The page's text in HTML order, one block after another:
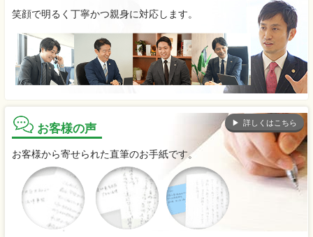
笑顔で明るく丁寧かつ親身に対応します。
お客様の声 詳しくはこちら
お客様から寄せられた直筆のお手紙です。